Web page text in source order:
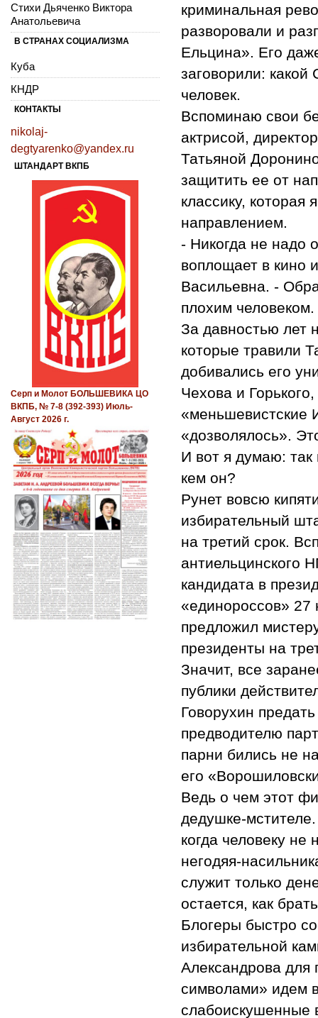
криминальная
разворовали и
Ельцина». Его
заговорили:
человек.
Вспоминаю свои
актрисой,
Татьяной
защитить ее от
классику, которая
направлением.
- Никогда не надо
воплощает в кино
Васильевна. -
плохим человеком.
За давностью лет
которые травили
добивались его
Чехова и
«меньшевистские
«дозволялось».
И вот я думаю: так
кем он?
Рунет вовсю
избирательный
на третий срок.
антиельцинского
кандидата в
«единороссов» 27
предложил
президенты на
Значит, все
публики
Говорухин
предводителю
парни бились не
его
Ведь о чем этот
дедушке-
когда человеку
негодяя-
служит только
остается, как
Блогеры быстро
избирательной
Александрова для
символами» идем
слабоискушенные
Стихи Дьяченко Виктора
Анатольевича
В СТРАНАХ СОЦИАЛИЗМА
Куба
КНДР
КОНТАКТЫ
nikolaj-
degtyarenko@yandex.ru
ШТАНДАРТ ВКПБ
Серп и Молот БОЛЬШЕВИКА ЦО
ВКПБ, № 7-8 (392-393) Июль-
Август 2026 г.